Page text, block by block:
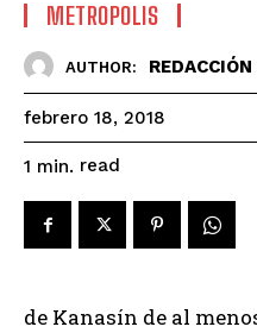
METROPOLIS
AUTHOR:
febrero 18, 2018
1 min. read
de Kanasín de al